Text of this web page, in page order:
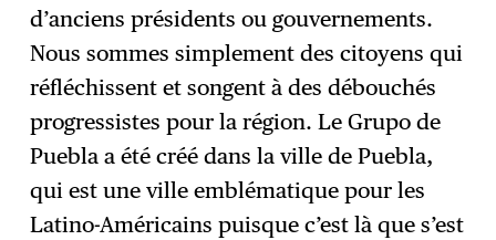
d’anciens présidents ou gouvernements.
Nous sommes simplement des citoyens qui
réfléchissent et songent à des débouchés
progressistes pour la région. Le Grupo de
Puebla a été créé dans la ville de Puebla,
qui est une ville emblématique pour les
Latino-Américains puisque c’est là que s’est